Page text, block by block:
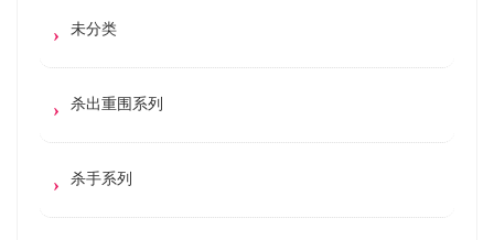
未分类
杀出重围系列
杀手系列